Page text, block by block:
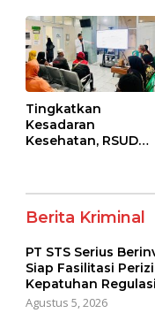
dan Pastikan
Kepatuhan Regulasi
Tingkatkan
Kesadaran
Kesehatan, RSUD
Berita Kriminal
PT STS Serius
Siap Fasilitasi
Kepatuhan Regulasi
Agustus 5, 2026